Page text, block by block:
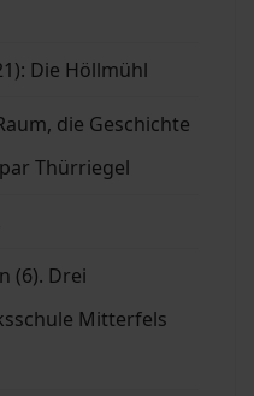
Die Höllmühl
die Geschichte
Thürriegel
(6). Drei
Mitterfels